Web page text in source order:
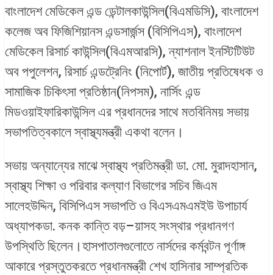
বাংলাদেশ মেডিকেল এন্ড ডেন্টালকাউন্সিল(বিএমডিসি), বাংলাদেশ
কলেজ অব ফিজিশিয়ানস এন্ডসার্জন্স (বিসিপিএস), বাংলাদেশ
মেডিকেল রিসার্চ কাউন্সিল(বিএমআরসি), ন্যাশনাল ইনস্টিটিউট
অব পপুলেশন, রিসার্চ এন্ডট্রেনিং (নিপোর্ট), জাতীয় প্রতিষেধক ও
সামাজিক চিকিৎসা প্রতিষ্ঠান(নিপসম), নার্সিং এন্ড
মিডওয়াইফারিকাউন্সিল এর প্রধানদের সাথে মতবিনিময় সভায়
সভাপতিত্বকালে স্বাস্থ্যমন্ত্রী একথা বলেন।
সভায় অন্যান্যের মাঝে স্বাস্থ্য প্রতিমন্ত্রী ডা. মো. মুরাদহাসান,
স্বাস্থ্য শিক্ষা ও পরিবার কল্যাণ বিভাগের সচিব জিএম
সালেহউদ্দিন, বিসিপিএস সভাপতি ও বিএসএমএমইউ উপাচার্য
অধ্যাপকডা. কনক কান্তি বড়–য়াসহ সংস্থার প্রধানগণ
উপস্থিতি ছিলেন।হাসপাতালগুলোতে নার্সদের কর্মবন্টন পূর্ণাঙ্গ
আকারে প্রস্তুতকরতে প্রধানমন্ত্রী শেখ হাসিনার সাম্প্রতিক